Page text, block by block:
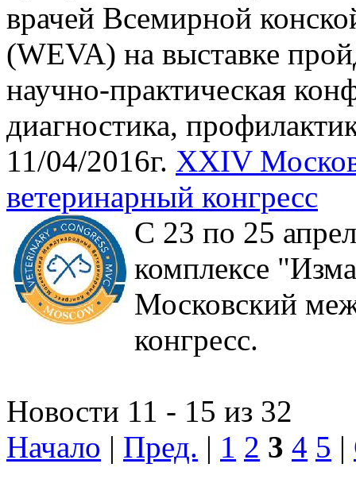
врачей Всемирной
(WEVA) на выставке
научно-практическая
диагностика,
11/04/2016г. XXIV
ветеринарный конгресс
С 23 по 25
комплексе
Московский
конгресс.
Новости 11 - 15 из 32
Начало | Пред. | 1 2 3 4 5 |